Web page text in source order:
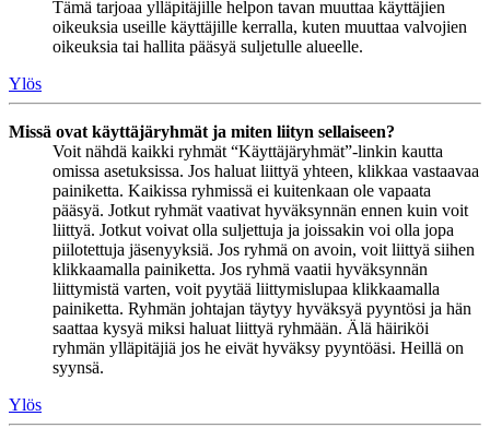
Tämä tarjoaa ylläpitäjille helpon tavan muuttaa käyttäjien
oikeuksia useille käyttäjille kerralla, kuten muuttaa valvojien
oikeuksia tai hallita pääsyä suljetulle alueelle.
Ylös
Missä ovat käyttäjäryhmät ja miten liityn sellaiseen?
Voit nähdä kaikki ryhmät “Käyttäjäryhmät”-linkin kautta
omissa asetuksissa. Jos haluat liittyä yhteen, klikkaa vastaavaa
painiketta. Kaikissa ryhmissä ei kuitenkaan ole vapaata
pääsyä. Jotkut ryhmät vaativat hyväksynnän ennen kuin voit
liittyä. Jotkut voivat olla suljettuja ja joissakin voi olla jopa
piilotettuja jäsenyyksiä. Jos ryhmä on avoin, voit liittyä siihen
klikkaamalla painiketta. Jos ryhmä vaatii hyväksynnän
liittymistä varten, voit pyytää liittymislupaa klikkaamalla
painiketta. Ryhmän johtajan täytyy hyväksyä pyyntösi ja hän
saattaa kysyä miksi haluat liittyä ryhmään. Älä häiriköi
ryhmän ylläpitäjiä jos he eivät hyväksy pyyntöäsi. Heillä on
syynsä.
Ylös